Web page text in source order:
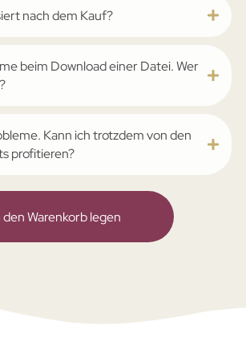
nach dem Kauf?
beim Download einer Datei. Wer
Kann ich trotzdem von den
profitieren?
Warenkorb legen